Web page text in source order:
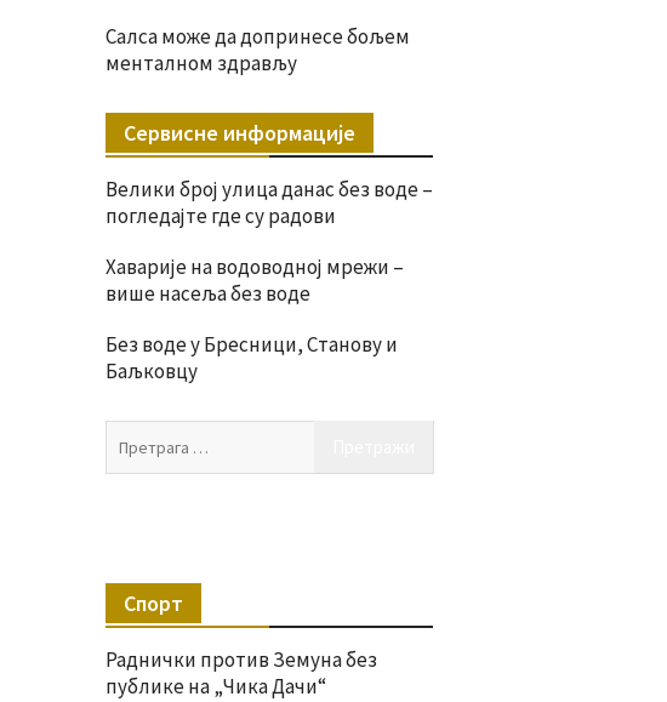
Салса може да допринесе бољем
менталном здрављу
Сервисне информације
Велики број улица данас без воде –
погледајте где су радови
Хаварије на водоводној мрежи –
више насеља без воде
Без воде у Бресници, Станову и
Баљковцу
Спорт
Раднички против Земуна без
публике на „Чика Дачи“